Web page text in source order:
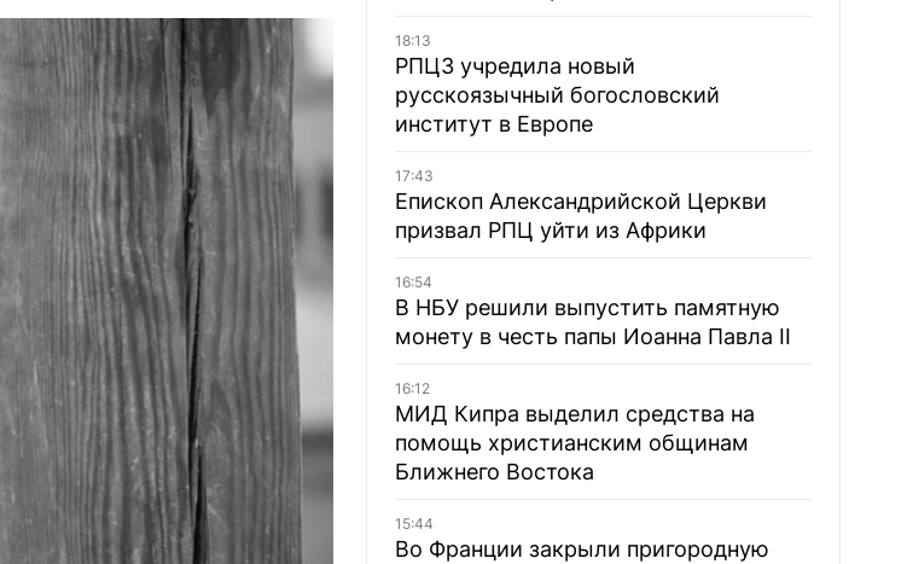
18:13
РПЦЗ учредила новый
русскоязычный богословский
институт в Европе
17:43
Епископ Александрийской Церкви
призвал РПЦ уйти из Африки
16:54
В НБУ решили выпустить памятную
монету в честь папы Иоанна Павла II
16:12
МИД Кипра выделил средства на
помощь христианским общинам
Ближнего Востока
15:44
Во Франции закрыли пригородную